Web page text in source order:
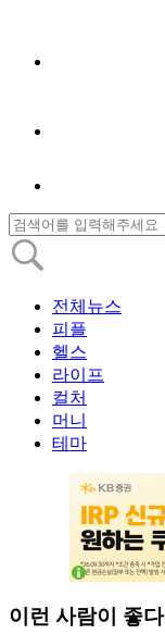
전체뉴스
피플
헬스
라이프
컬처
머니
테마
이런 사람이 좋다